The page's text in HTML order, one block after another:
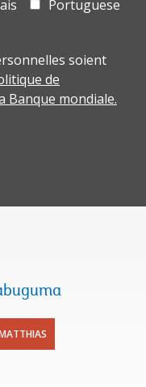
Portuguese
soient
de
Banque mondiale.